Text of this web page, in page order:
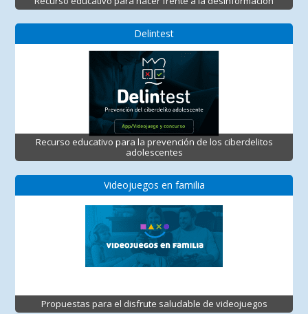
Delintest
Recurso educativo para la prevención de los ciberdelitos
adolescentes
Videojuegos en familia
Propuestas para el disfrute saludable de videojuegos